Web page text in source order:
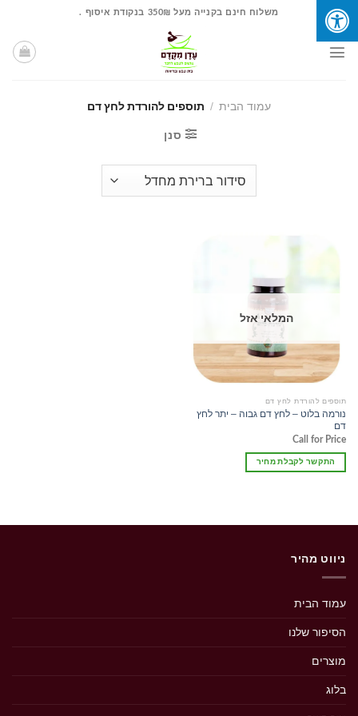
Skip
content
משלוח חינם בקנייה מעל 350₪ בנקודת איסוף .
עמוד הבית / תוספים להורדת לחץ דם
סנן
המלאי אזל
תוספים להורדת לחץ דם
נורמה בלוט – לחץ דם גבוה – יתר לחץ
דם
Call for Price
התקשר לקבלת מחיר
ניווט מהיר
עמוד הבית
הסיפור שלנו
מוצרים
בלוג